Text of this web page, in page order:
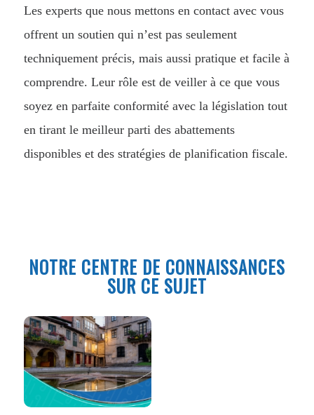
Les experts que nous mettons en contact avec vous
offrent un soutien qui n’est pas seulement
techniquement précis, mais aussi pratique et facile à
comprendre. Leur rôle est de veiller à ce que vous
soyez en parfaite conformité avec la législation tout
en tirant le meilleur parti des abattements
disponibles et des stratégies de planification fiscale.
NOTRE CENTRE DE CONNAISSANCES
SUR CE SUJET